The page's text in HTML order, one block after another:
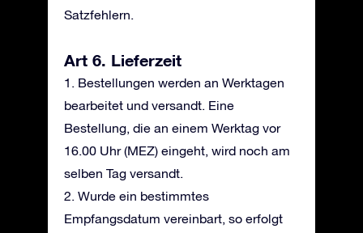
Satzfehlern.
Art 6. Lieferzeit
1. Bestellungen werden an Werktagen
bearbeitet und versandt. Eine
Bestellung, die an einem Werktag vor
16.00 Uhr (MEZ) eingeht, wird noch am
selben Tag versandt.
2. Wurde ein bestimmtes
Empfangsdatum vereinbart, so erfolgt